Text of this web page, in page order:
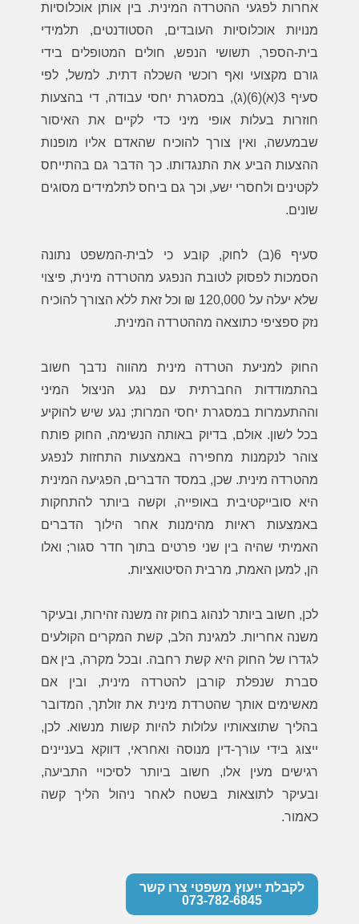
אחרות לפגעי ההטרדה המינית. בין אותן אוכלוסיות
מנויות אוכלוסיות העובדים, הסטודנטים, תלמידי
בית-הספר, תשושי הנפש, חולים המטופלים בידי
גורם מקצועי ואף רוכשי השכלה דתית. למשל, לפי
סעיף 3(א)(6)(ג), במסגרת יחסי עבודה, די בהצעות
חוזרות בעלות אופי מיני כדי לקיים את האיסור
שבמעשה, ואין צורך להוכיח שהאדם אליו מופנות
ההצעות הביע את התנגדותו. כך הדבר גם בהתייחס
לקטינים ולחסרי ישע, וכך גם ביחס לתלמידים מסוגים
שונים.
סעיף 6(ב) לחוק, קובע כי לבית-המשפט נתונה
הסמכות לפסוק לטובת הנפגע מהטרדה מינית, פיצוי
שלא יעלה על 120,000 ₪ וכל זאת ללא הצורך להוכיח
נזק ספציפי כתוצאה מההטרדה המינית.
החוק למניעת הטרדה מינית מהווה נדבך חשוב
בהתמודדות החברתית עם נגע הניצול המיני
וההתעמרות במסגרת יחסי המרות; נגע שיש להוקיע
בכל לשון. אולם, בדיוק באותה הנשימה, החוק פותח
צוהר לנקמנות מחפירה באמצעות התחזות לנפגע
מהטרדה מינית. שכן, במסד הדברים, הפגיעה המינית
היא סובייקטיבית באופייה, וקשה ביותר להתחקות
באמצעות ראיות מהימנות אחר הילוך הדברים
האמיתי שהיה בין שני פרטים בתוך חדר סגור; ואלו
הן, למען האמת, מרבית הסיטואציות.
לכן, חשוב ביותר לנהוג בחוק זה משנה זהירות, ובעיקר
משנה אחריות. למגינת הלב, קשת המקרים הקולעים
לגדרו של החוק היא קשת רחבה. ובכל מקרה, בין אם
סברת שנפלת קורבן להטרדה מינית, ובין אם
מאשימים אותך שהטרדת מינית את זולתך, המדובר
בהליך שתוצאותיו עלולות להיות קשות מנשוא. לכן,
ייצוג בידי עורך-דין מנוסה ואחראי, דווקא בעניינים
רגישים מעין אלו, חשוב ביותר לסיכויי התביעה,
ובעיקר לתוצאות בשטח לאחר ניהול הליך קשה
כאמור.
לקבלת ייעוץ משפטי צרו קשר
073-782-6845